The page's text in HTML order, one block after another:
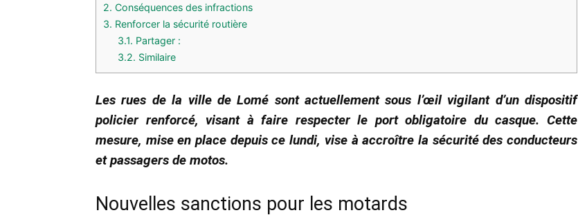
2. Conséquences des infractions
3. Renforcer la sécurité routière
3.1. Partager :
3.2. Similaire
Les rues de la ville de Lomé sont actuellement sous l’œil vigilant d’un dispositif
policier renforcé, visant à faire respecter le port obligatoire du casque. Cette
mesure, mise en place depuis ce lundi, vise à accroître la sécurité des conducteurs
et passagers de motos.
Nouvelles sanctions pour les motards